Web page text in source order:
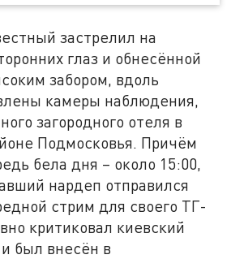
застрелил на
глаз и обнесённой
забором, вдоль
камеры наблюдения,
загородного отеля в
Подмосковья. Причём
бела дня – около 15:00,
нардеп отправился
стрим для своего ТГ-
критиковал киевский
был внесён в